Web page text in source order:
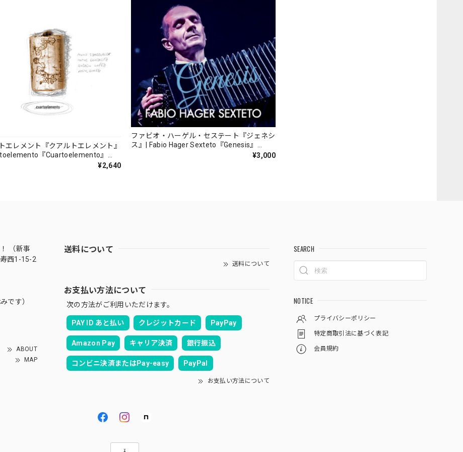
エレメント『クアルトエレメント』
『Cuartoelemento』
¥2,640
ファビオ・ハーゲル・セステート『ジェネシ
ス』| Fabio Hager Sexteto『Genesis』
¥3,000
（新事
西1-15-2
です）
ABOUT
MAP
送料について
送料について
お支払い方法について
次の方法がご利用いただけます。
PAY ID あと払い クレジットカード PayPay
Amazon Pay キャリア決済 銀行振込
コンビニ決済またはPay-easy PayPal
お支払い方法について
SEARCH
NOTICE
プライバシーポリシー
特定商取引法に基づく表記
会員規約